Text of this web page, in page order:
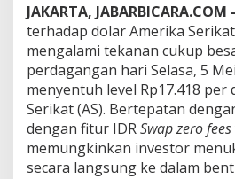
a
r
S
T
e
r
t
i
n
g
JAKARTA, JABARBICARA.COM
terhadap dolar Amerika
mengalami tekanan cukup
perdagangan hari Selasa, 5
menyentuh level Rp17.418 per
Serikat (AS). Bertepatan
dengan fitur IDRSwap zero fees
memungkinkan investor
secara langsung ke dalam